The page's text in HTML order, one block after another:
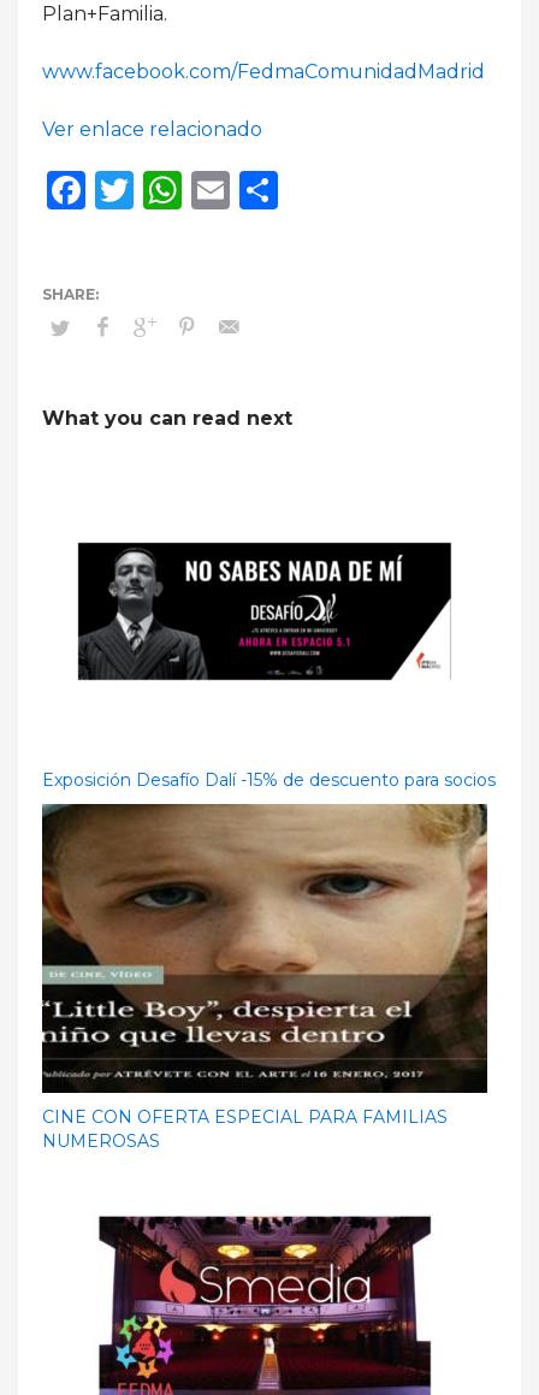
Plan+Familia.
www.facebook.com/FedmaComunidadMadrid
Ver enlace relacionado
Facebook
Twitter
WhatsApp
Email
What you can read next
Exposición Desafío Dalí -15% de descuento para socios
CINE CON OFERTA ESPECIAL PARA FAMILIAS
NUMEROSAS